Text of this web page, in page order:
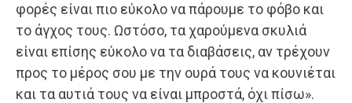
φορές είναι πιο εύκολο να πάρουμε το φόβο και
το άγχος τους. Ωστόσο, τα χαρούμενα σκυλιά
είναι επίσης εύκολο να τα διαβάσεις, αν τρέχουν
προς το μέρος σου με την ουρά τους να κουνιέται
και τα αυτιά τους να είναι μπροστά, όχι πίσω».